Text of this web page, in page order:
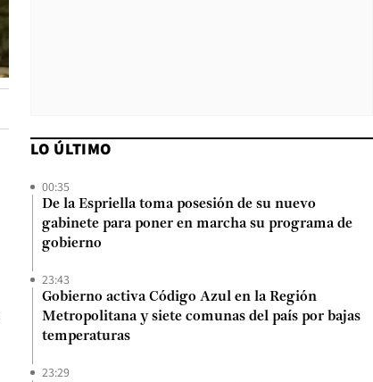
LO ÚLTIMO
00:35
De la Espriella toma posesión de su nuevo
gabinete para poner en marcha su programa de
gobierno
23:43
Gobierno activa Código Azul en la Región
Metropolitana y siete comunas del país por bajas
temperaturas
23:29